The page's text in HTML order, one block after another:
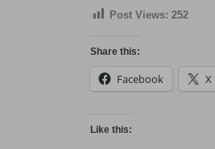
Post Views: 252
Share this:
Facebook X
Like this: